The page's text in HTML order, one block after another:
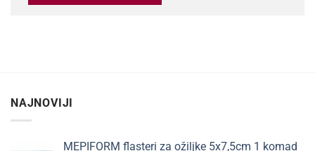
NAJNOVIJI
MEPIFORM flasteri za ožiljke 5x7,5cm 1 komad